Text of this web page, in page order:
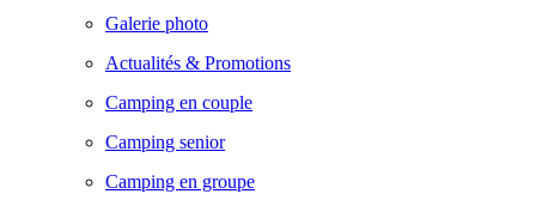
Galerie photo
Actualités & Promotions
Camping en couple
Camping senior
Camping en groupe